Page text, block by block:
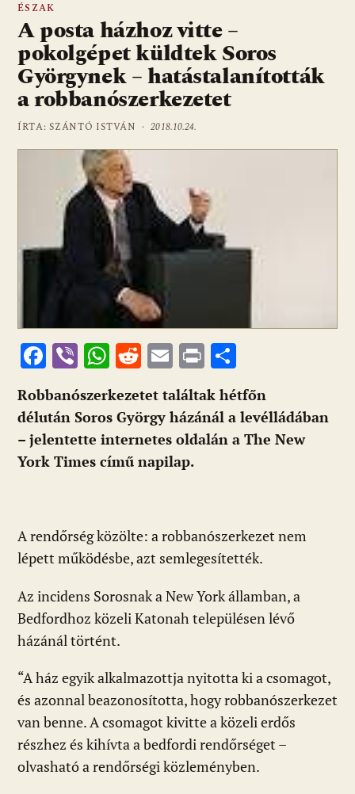
ÉSZAK
A posta házhoz vitte –
pokolgépet küldtek Soros
Györgynek – hatástalanították
a robbanószerkezetet
ÍRTA: SZÁNTÓ ISTVÁN ·2018.10.24.
F
ac
e
b
o
Vi
b
er
W
h
at
s
A
R
d
di
t
E
m
ai
l
Pr
in
t
ss
za
m
Robbanószerkezetet találtak hétfőn
délután Soros György házánál a levélládában
– jelentette internetes oldalán a The New
York Times című napilap.
A rendőrség közölte: a robbanószerkezet nem
lépett működésbe, azt semlegesítették.
Az incidens Sorosnak a New York államban, a
Bedfordhoz közeli Katonah településen lévő
házánál történt.
“A ház egyik alkalmazottja nyitotta ki a csomagot,
és azonnal beazonosította, hogy robbanószerkezet
van benne. A csomagot kivitte a közeli erdős
részhez és kihívta a bedfordi rendőrséget –
olvasható a rendőrségi közleményben.